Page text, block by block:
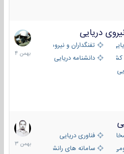
دریایی
تفنگداران و نیروهای ویژه‌ی دریایی
مختلف
دانشنامه دریایی
22
بهمن
1404
دریاییفناوری دریایی
سامانه های رانشی دریایی
6
بهمن
1403